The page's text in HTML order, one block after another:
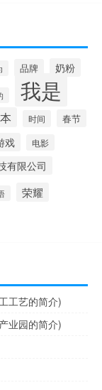
品牌 奶粉
我是
时间 春节
戏 电影
有限公司
荣耀
工艺的简介)
业园的简介)